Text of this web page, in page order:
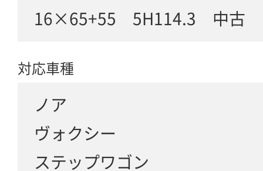
16×65+55 5H114.3 中古
対応車種
ノア
ヴォクシー
ステップワゴン